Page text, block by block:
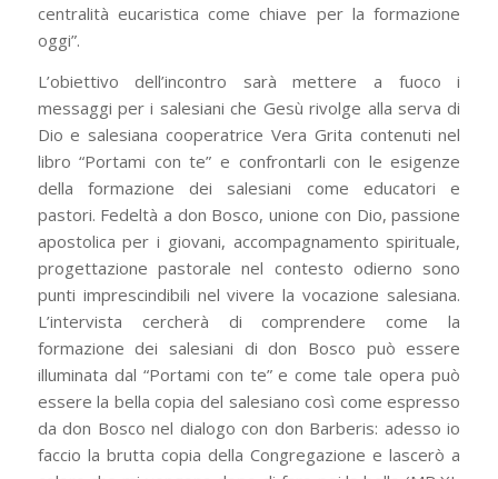
centralità eucaristica come chiave per la formazione
oggi”.
L’obiettivo dell’incontro sarà mettere a fuoco i
messaggi per i salesiani che Gesù rivolge alla serva di
Dio e salesiana cooperatrice Vera Grita contenuti nel
libro “Portami con te” e confrontarli con le esigenze
della formazione dei salesiani come educatori e
pastori. Fedeltà a don Bosco, unione con Dio, passione
apostolica per i giovani, accompagnamento spirituale,
progettazione pastorale nel contesto odierno sono
punti imprescindibili nel vivere la vocazione salesiana.
L’intervista cercherà di comprendere come la
formazione dei salesiani di don Bosco può essere
illuminata dal “Portami con te” e come tale opera può
essere la bella copia del salesiano così come espresso
da don Bosco nel dialogo con don Barberis: adesso io
faccio la brutta copia della Congregazione e lascerò a